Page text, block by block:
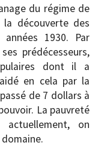
du régime de
découverte des
1930. Par
prédécesseurs,
dont il a
en cela par la
de 7 dollars à
La pauvreté
on
domaine.